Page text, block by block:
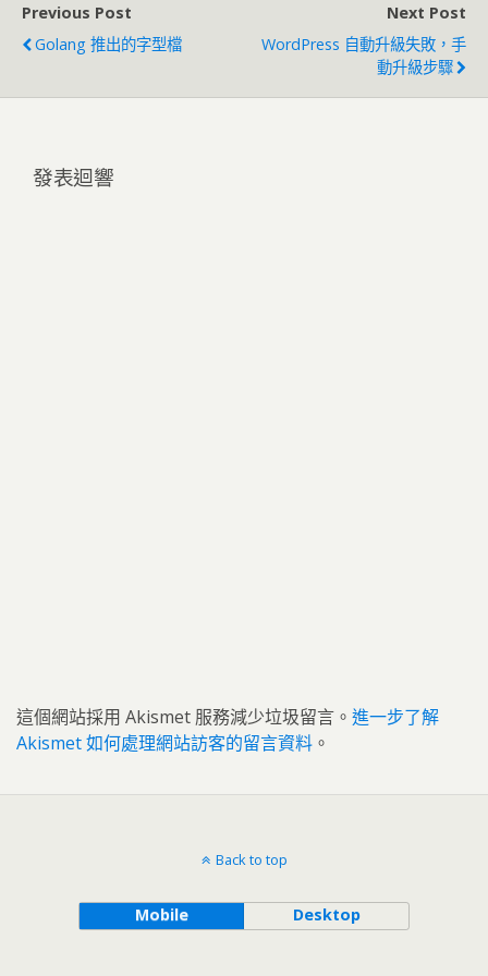
Previous Post
Golang 推出的字型檔
Next Post
WordPress 自動升級失敗，手
動升級步驟
發表迴響
這個網站採用 Akismet 服務減少垃圾留言。 進一步了解
Akismet 如何處理網站訪客的留言資料 。
Back to top
Mobile Desktop